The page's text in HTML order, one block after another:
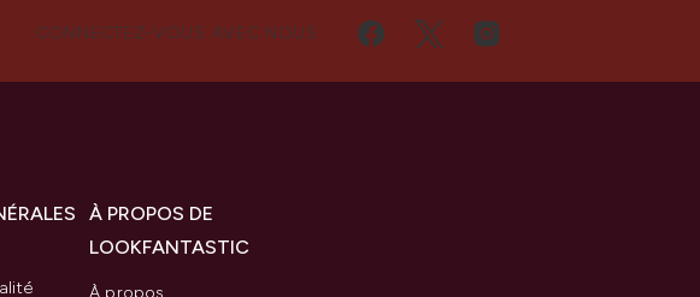
CONNECTEZ-VOUS AVEC NOUS
À PROPOS DE
LOOKFANTASTIC
À propos